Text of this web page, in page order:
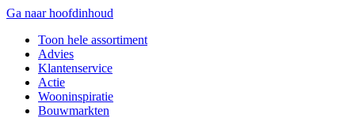
Ga naar hoofdinhoud
Toon hele assortiment
Advies
Klantenservice
Actie
Wooninspiratie
Bouwmarkten